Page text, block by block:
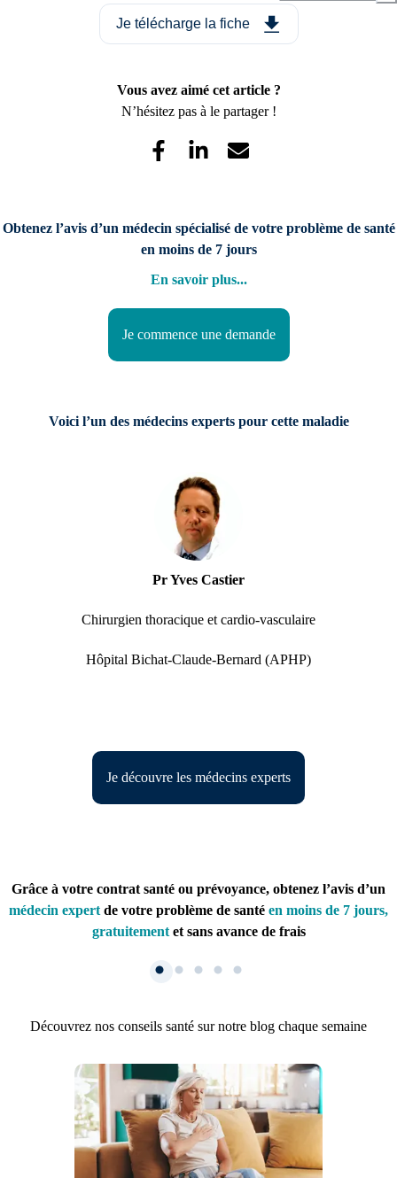
Je télécharge la fiche
Vous avez aimé cet article ?
N’hésitez pas à le partager !
Obtenez l’avis d’un médecin spécialisé de votre problème de santé
en moins de 7 jours
En savoir plus...
Je commence une demande
Voici l’un des médecins experts pour cette maladie
Pr Yves Castier
Chirurgien thoracique et cardio-vasculaire
Hôpital Bichat-Claude-Bernard (APHP)
Je découvre les médecins experts
Grâce à votre contrat santé ou prévoyance, obtenez l’avis d’un
médecin expert de votre problème de santé en moins de 7 jours,
gratuitementet sans avance de frais
1. Inscription
Découvrez nos conseils santé sur notre blog chaque semaine